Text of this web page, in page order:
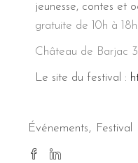
jeunesse, contes et
gratuite de 10h à
Château de Barjac
Le site du festival :
Événements Festival